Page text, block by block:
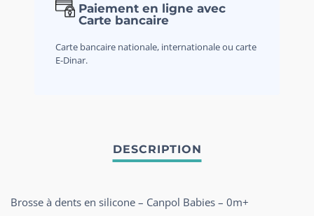
Paiement en ligne avec
Carte bancaire
Carte bancaire nationale, internationale ou carte
E-Dinar.
Brosse à dents en silicone – Canpol Babies – 0m+